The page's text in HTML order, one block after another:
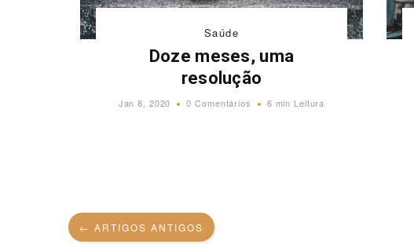
Saúde
Doze meses, uma
resolução
Jan 8, 2020 0 Comentários 6 min Leitura
← ARTIGOS ANTIGOS